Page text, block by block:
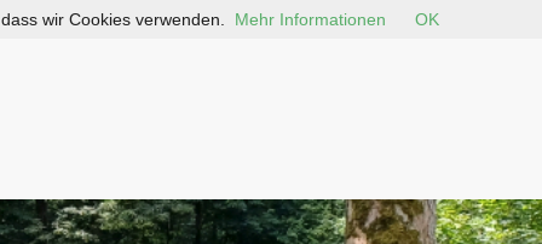
wir Cookies verwenden. Mehr Informationen OK